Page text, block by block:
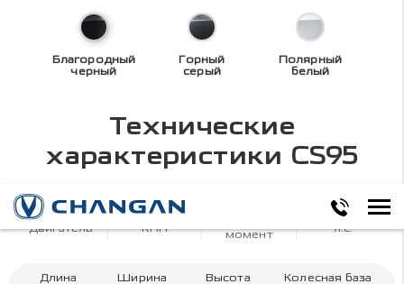
Благородный
черный
Горный
серый
Полярный
белый
Технические
характеристики CS95
2.0
Двигатель
8AT
КПП
момент
226
л.с.
Длина Ширина Высота Колесная база